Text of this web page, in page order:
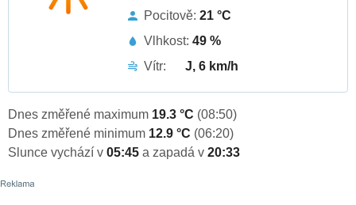
Pocitově: 21 °C
Vlhkost: 49 %
Vítr:
J, 6 km/h
Dnes změřené maximum 19.3 °C (08:50)
Dnes změřené minimum 12.9 °C (06:20)
Slunce vychází v 05:45 a zapadá v 20:33